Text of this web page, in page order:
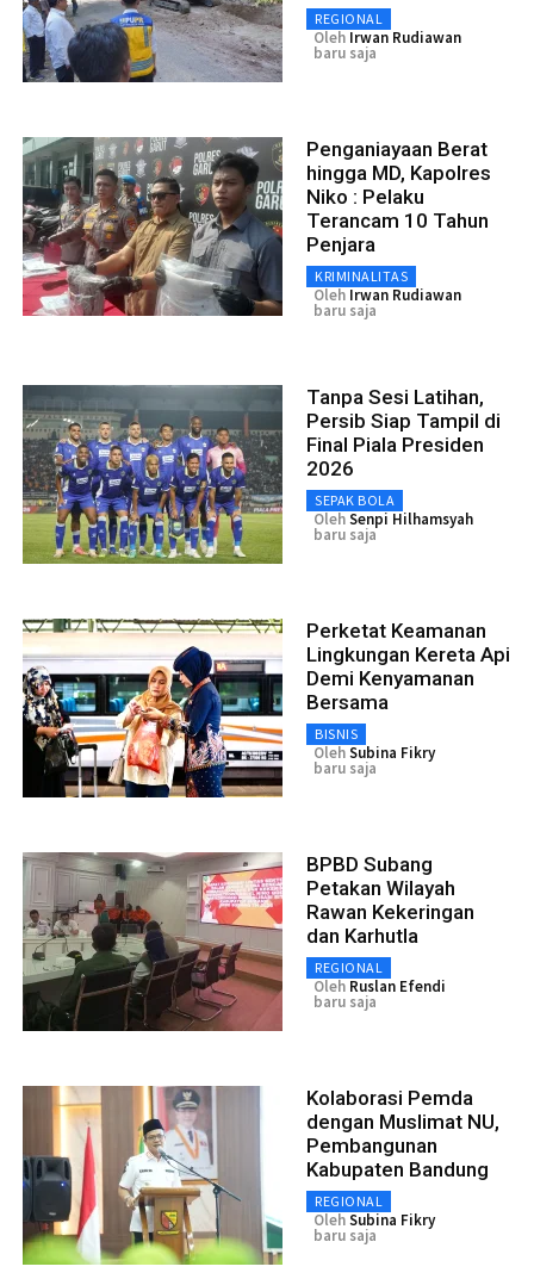
REGIONAL
Oleh Irwan Rudiawan
baru saja
Penganiayaan Berat
hingga MD, Kapolres
Niko : Pelaku
Terancam 10 Tahun
Penjara
KRIMINALITAS
Oleh Irwan Rudiawan
baru saja
Tanpa Sesi Latihan,
Persib Siap Tampil di
Final Piala Presiden
2026
SEPAK BOLA
OlehSenpi Hilhamsyah
baru saja
Perketat Keamanan
Lingkungan Kereta Api
Demi Kenyamanan
Bersama
BISNIS
OlehSubina Fikry
baru saja
BPBD Subang
Petakan Wilayah
Rawan Kekeringan
dan Karhutla
REGIONAL
Oleh Ruslan Efendi
baru saja
Kolaborasi Pemda
dengan Muslimat NU,
Pembangunan
Kabupaten Bandung
REGIONAL
OlehSubina Fikry
baru saja